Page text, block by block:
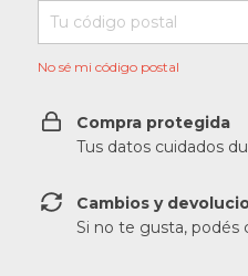
No sé mi código postal
Compra protegida
Tus datos cuidados
Cambios y
Si no te gusta, podés